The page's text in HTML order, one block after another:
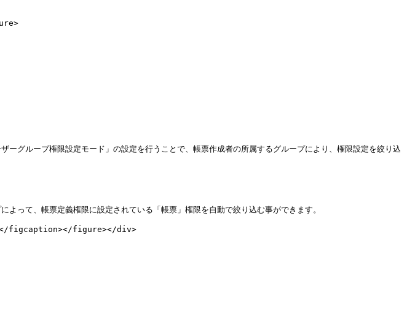
ーグループ権限設定モード」の設定を行うことで、帳票作成者の所属するグループにより、権限設定を絞り込
って、帳票定義権限に設定されている「帳票」権限を自動で絞り込む事ができます。
figcaption></figure></div>